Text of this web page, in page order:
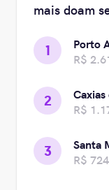
mais doam
1
Porto
R$
2
R$
3
Santa
R$